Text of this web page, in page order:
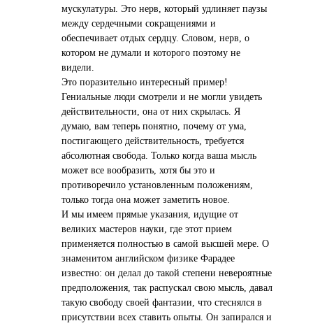
мускулатуры. Это нерв, который удлиняет паузы
между сердечными сокращениями и
обеспечивает отдых сердцу. Словом, нерв, о
котором не думали и которого поэтому не
видели.
Это поразительно интересный пример!
Гениальные люди смотрели и не могли увидеть
действительности, она от них скрылась. Я
думаю, вам теперь понятно, почему от ума,
постигающего действительность, требуется
абсолютная свобода. Только когда ваша мысль
может все вообразить, хотя бы это и
противоречило установленным положениям,
только тогда она может заметить новое.
И мы имеем прямые указания, идущие от
великих мастеров науки, где этот прием
применяется полностью в самой высшей мере. О
знаменитом английском физике Фарадее
известно: он делал до такой степени невероятные
предположения, так распускал свою мысль, давал
такую свободу своей фантазии, что стеснялся в
присутствии всех ставить опыты. Он запирался и